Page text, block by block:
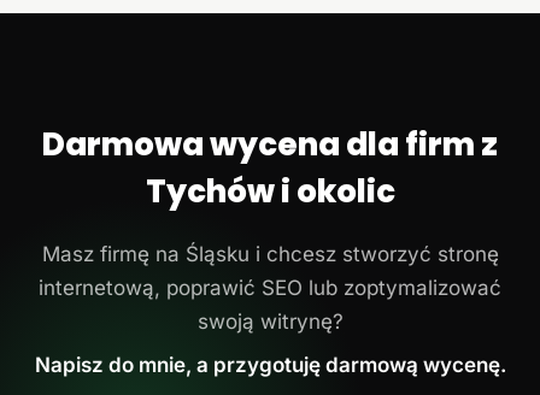
Darmowa wycena dla firm z
Tychów i okolic
Masz firmę na Śląsku i chcesz stworzyć stronę
internetową, poprawić SEO lub zoptymalizować
swoją witrynę?
Napisz do mnie, a przygotuję darmową wycenę.